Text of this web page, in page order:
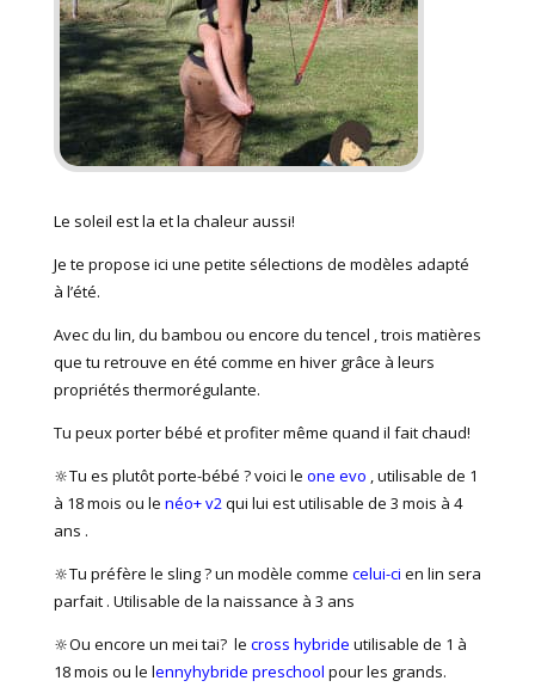
Le soleil est la et la chaleur aussi!
Je te propose ici une petite sélections de modèles adapté
à l’été.
Avec du lin, du bambou ou encore du tencel , trois matières
que tu retrouve en été comme en hiver grâce à leurs
propriétés thermorégulante.
Tu peux porter bébé et profiter même quand il fait chaud!
🔆Tu es plutôt porte-bébé ? voici le one evo , utilisable de 1
à 18 mois ou le néo+ v2qui lui est utilisable de 3 mois à 4
ans .
🔆Tu préfère le sling ? un modèle comme celui-ci en lin sera
parfait . Utilisable de la naissance à 3 ans
🔆Ou encore un mei tai? le cross hybride utilisable de 1 à
18 mois ou le lennyhybride preschool pour les grands.